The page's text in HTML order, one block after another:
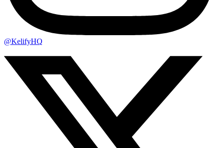
@KelifyHQ